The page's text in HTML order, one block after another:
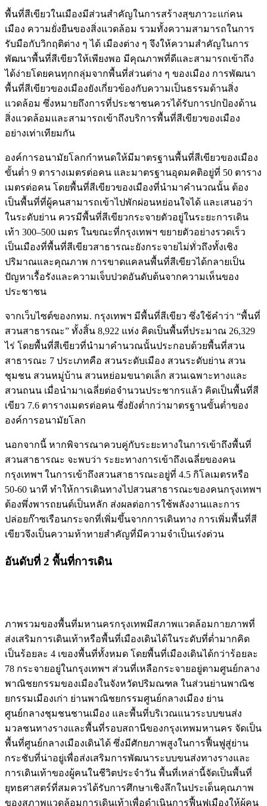
พื้นที่สีเขียวในเมืองมีส่วนสำคัญในการสร้างสุขภาวะแก่คน
เมือง ความยั่งยืนของสิ่งแวดล้อม รวมทั้งความสามารถในการ
รับมือกับวิกฤติต่าง ๆ ได้ เมืองต่าง ๆ จึงให้ความสำคัญในการ
พัฒนาพื้นที่สีเขียวให้เพียงพอ มีคุณภาพที่ดีและสามารถเข้าถึง
ได้ง่ายโดยคนทุกกลุ่มจากพื้นที่ส่วนต่าง ๆ ของเมือง การพัฒนา
พื้นที่สีเขียวของเมืองยังเกี่ยวข้องกับความเป็นธรรมด้านสิ่ง
แวดล้อม ซึ่งหมายถึงการที่ประชาชนควรได้รับการปกป้องด้าน
สิ่งแวดล้อมและสามารถเข้าถึงบริการพื้นที่สีเขียวของเมือง
อย่างเท่าเทียมกัน
องค์การอนามัยโลกกำหนดให้มีมาตรฐานพื้นที่สีเขียวของเมือง
ขั้นต่ำ 9 ตารางเมตรต่อคน และมาตรฐานอุดมคติอยู่ที่ 50 ตาราง
เมตรต่อคน โดยพื้นที่สีเขียวของเมืองที่นำมาคำนวณนั้น ต้อง
เป็นพื้นที่ที่ผู้คนสามารถเข้าไปพักผ่อนหย่อนใจได้ และเสนอว่า
ในระดับย่าน ควรมีพื้นที่สีเขียวกระจายตัวอยู่ในระยะการเดิน
เท้า 300–500 เมตร ในขณะที่กรุงเทพฯ ขยายตัวอย่างรวดเร็ว
เป็นเมืองที่พื้นที่สีเขียวสาธารณะยังกระจายไม่ทั่วถึงทั้งเชิง
ปริมาณและคุณภาพ การขาดแคลนพื้นที่สีเขียวได้กลายเป็น
ปัญหาเรื้อรังและความเจ็บปวดอันดับต้นจากความเห็นของ
ประชาชน
จากเว็บไซต์ของกทม. กรุงเทพฯ มีพื้นที่สีเขียว ซึ่งใช้คำว่า “พื้นที่
สวนสาธารณะ” ทั้งสิ้น 8,922 แห่ง คิดเป็นพื้นที่ประมาณ 26,329
ไร่ โดยพื้นที่สีเขียวที่นำมาคำนวณนั้นประกอบด้วยพื้นที่สวน
สาธารณะ 7 ประเภทคือ สวนระดับเมือง สวนระดับย่าน สวน
ชุมชน สวนหมู่บ้าน สวนหย่อมขนาดเล็ก สวนเฉพาะทางและ
สวนถนน เมื่อนำมาเฉลี่ยต่อจำนวนประชากรแล้ว คิดเป็นพื้นที่สี
เขียว 7.6 ตารางเมตรต่อคน ซึ่งยังต่ำกว่ามาตรฐานขั้นต่ำของ
องค์การอนามัยโลก
นอกจากนี้ หากพิจารณาควบคู่กับระยะทางในการเข้าถึงพื้นที่
สวนสาธารณะ จะพบว่า ระยะทางการเข้าถึงเฉลี่ยของคน
กรุงเทพฯ ในการเข้าถึงสวนสาธารณะอยู่ที่ 4.5 กิโลเมตรหรือ
50-60 นาที ทำให้การเดินทางไปสวนสาธารณะของคนกรุงเทพฯ
ต้องพึ่งพารถยนต์เป็นหลัก ส่งผลต่อการใช้พลังงานและการ
ปล่อยก๊าซเรือนกระจกที่เพิ่มขึ้นจากการเดินทาง การเพิ่มพื้นที่สี
เขียวจึงเป็นความท้าทายสำคัญที่มีความจำเป็นเร่งด่วน
อันดับที่ 2 พื้นที่การเดิน
ภาพรวมของพื้นที่มหานครกรุงเทพมีสภาพแวดล้อมกายภาพที่
ส่งเสริมการเดินเท้าหรือพื้นที่เมืองเดินได้ในระดับที่ต่ำมากคิด
เป็นร้อยละ 4 เของพื้นที่ทั้งหมด โดยพื้นที่เมืองเดินได้กว่าร้อยละ
78 กระจายอยู่ในกรุงเทพฯ ส่วนที่เหลือกระจายอยู่ตามศูนย์กลาง
พาณิชยกรรมของเมืองในจังหวัดปริมณฑล ในส่วนย่านพาณิช
ยกรรมเมืองเก่า ย่านพาณิชยกรรมศูนย์กลางเมือง ย่าน
ศูนย์กลางชุมชนชานเมือง และพื้นที่บริเวณแนวระบบขนส่ง
มวลชนทางรางและพื้นที่รอบสถานีของกรุงเทพมหานคร จัดเป็น
พื้นที่ศูนย์กลางเมืองเดินได้ ซึ่งมีศักยภาพสูงในการฟื้นฟูสู่ย่าน
กระชับที่น่าอยู่เพื่อส่งเสริมการพัฒนาระบบขนส่งทางรางและ
การเดินเท้าของผู้คนในชีวิตประจำวัน พื้นที่เหล่านี้จัดเป็นพื้นที่
ยุทธศาสตร์ที่สมควรได้รับการศึกษาเชิงลึกในประเด็นคุณภาพ
ของสภาพแวดล้อมการเดินเท้าเพื่อดำเนินการฟื้นฟูเมืองให้ผู้คน